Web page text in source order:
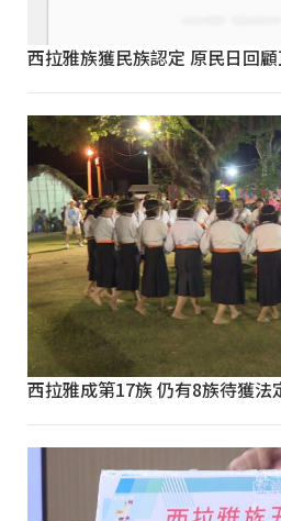
西拉雅族獲民族認定 原民日回
西拉雅成第17族 仍有8族待獲法